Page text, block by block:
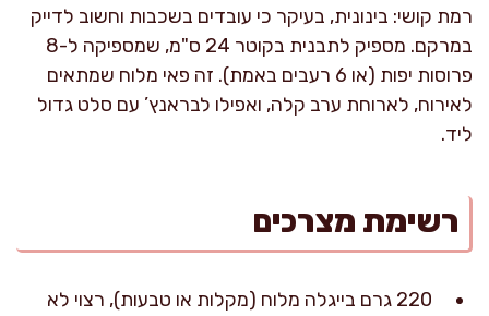
רמת קושי: בינונית, בעיקר כי עובדים בשכבות וחשוב לדייק
במרקם. מספיק לתבנית בקוטר 24 ס"מ, שמספיקה ל-8
פרוסות יפות (או 6 רעבים באמת). זה פאי מלוח שמתאים
לאירוח, לארוחת ערב קלה, ואפילו לבראנץ’ עם סלט גדול
ליד.
רשימת מצרכים
220 גרם בייגלה מלוח (מקלות או טבעות), רצוי לא